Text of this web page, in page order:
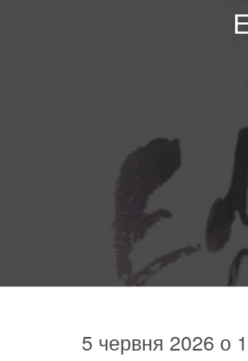
5 червня 2026 о